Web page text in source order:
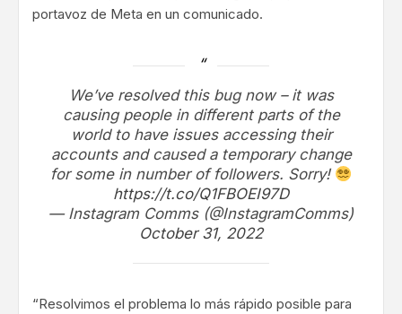
portavoz de Meta en un comunicado.
We’ve resolved this bug now – it was
causing people in different parts of the
world to have issues accessing their
accounts and caused a temporary change
for some in number of followers. Sorry!
https://t.co/Q1FBOEI97D
— Instagram Comms (@InstagramComms)
October 31, 2022
“Resolvimos el problema lo más rápido posible para